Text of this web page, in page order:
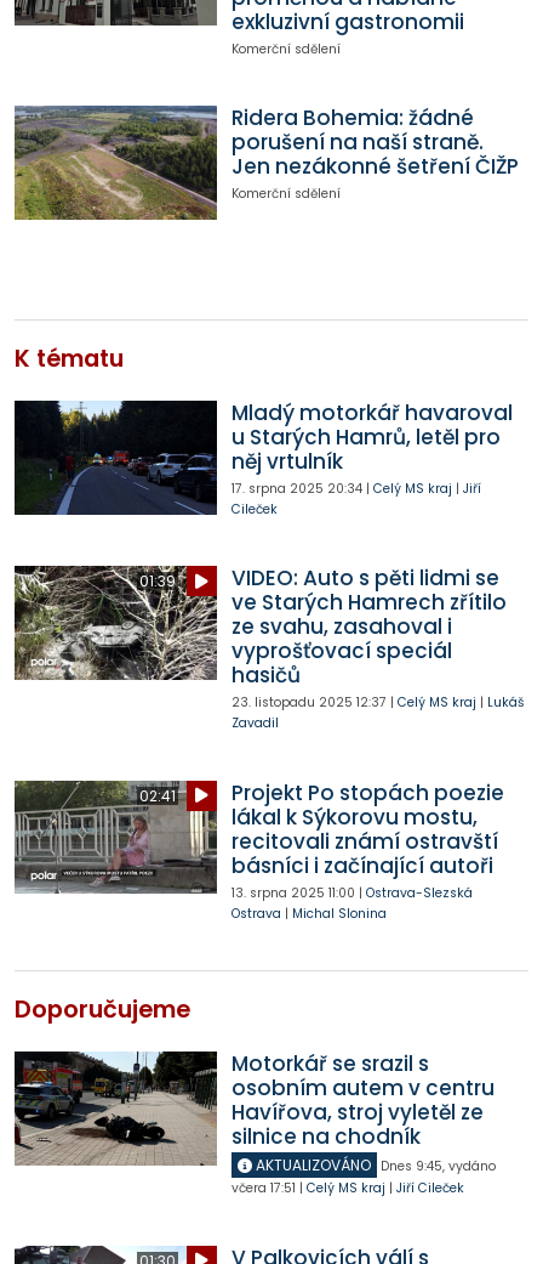
exkluzivní gastronomii
Komerční sdělení
Ridera Bohemia: žádné
porušení na naší straně.
Jen nezákonné šetření ČIŽP
Komerční sdělení
K tématu
Mladý motorkář havaroval
u Starých Hamrů, letěl pro
něj vrtulník
17. srpna 2025 20:34| Celý MS kraj | Jiří
Cileček
01:39
VIDEO: Auto s pěti lidmi se
ve Starých Hamrech zřítilo
ze svahu, zasahoval i
vyprošťovací speciál
hasičů
23. listopadu 2025 12:37 | Celý MS kraj | Lukáš
Zavadil
02:41
Projekt Po stopách poezie
lákal k Sýkorovu mostu,
recitovali známí ostravští
básníci i začínající autoři
13. srpna 2025 11:00 | Ostrava-Slezská
Ostrava | Michal Slonina
Doporučujeme
Motorkář se srazil s
osobním autem v centru
Havířova, stroj vyletěl ze
silnice na chodník
AKTUALIZOVÁNO Dnes 9:45, vydáno
včera 17:51 | Celý MS kraj | Jiří Cileček
V Palkovicích válí s